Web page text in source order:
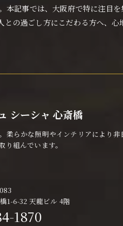
本記事では、大阪府で特に注
の過ごし方にこだわる方へ、
シーシャ 心斎橋
らかな照明やインテリアにより
組んでいます。
1-6-32 天龍ビル 4階
1870